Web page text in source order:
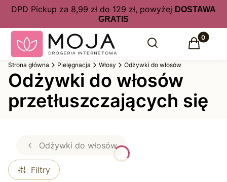
DPD Pickup za 8,99 zł do 129 zł, powyżej DOSTAWA
GRATIS
Otwórz wyszukiwarkę
Szukaj Produkty
Koszyk
Strona główna Pielęgnacja Włosy Odżywki do włosów
Odżywki do włosów
przetłuszczających się
Odżywki do włosów
Filtry